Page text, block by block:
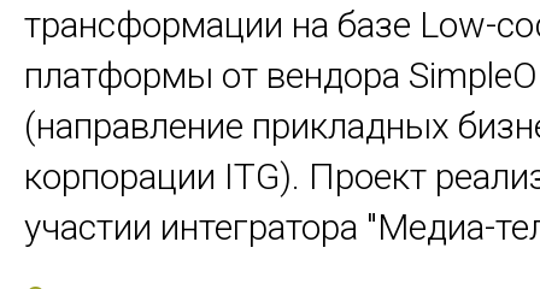
трансформации на базе Low-
платформы от вендора
(направление прикладных
корпорации ITG). Проект
участии интегратора "Медиа-